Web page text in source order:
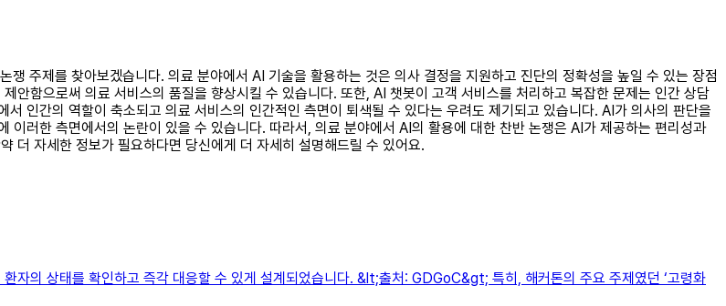
주제를 찾아보겠습니다. 의료 분야에서 AI 기술을 활용하는 것은 의사 결정을 지원하고 진단의 정확성을 높일 수 있는 장점
안함으로써 의료 서비스의 품질을 향상시킬 수 있습니다. 또한, AI 챗봇이 고객 서비스를 처리하고 복잡한 문제는 인간 상담
인간의 역할이 축소되고 의료 서비스의 인간적인 측면이 퇴색될 수 있다는 우려도 제기되고 있습니다. AI가 의사의 판단을
러한 측면에서의 논란이 있을 수 있습니다. 따라서, 의료 분야에서 AI의 활용에 대한 찬반 논쟁은 AI가 제공하는 편리성과
더 자세한 정보가 필요하다면 당신에게 더 자세히 설명해드릴 수 있어요.
자의 상태를 확인하고 즉각 대응할 수 있게 설계되었습니다. &lt;출처: GDGoC&gt; 특히, 해커톤의 주요 주제였던 ‘고령화